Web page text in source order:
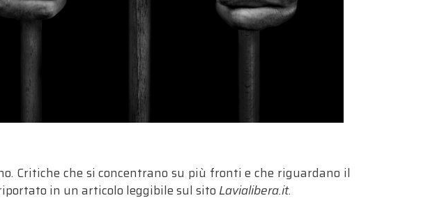
Critiche che si concentrano su più fronti e che riguardano il
in un articolo leggibile sul sito Lavialibera.it.